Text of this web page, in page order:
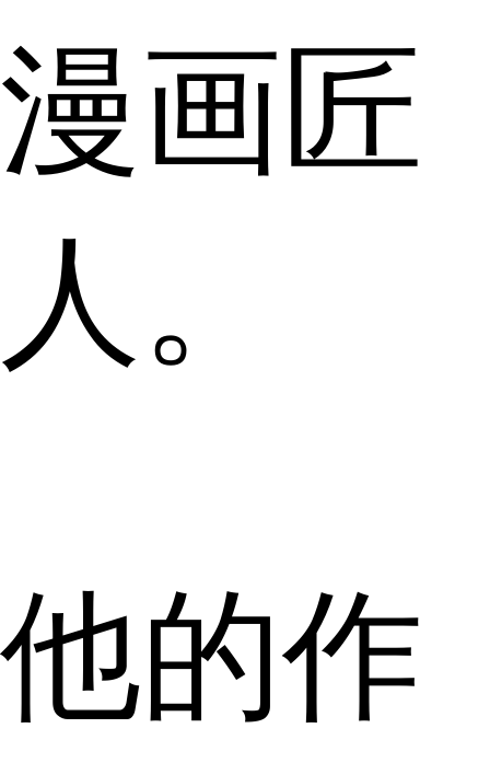
漫画匠
人。
他的作